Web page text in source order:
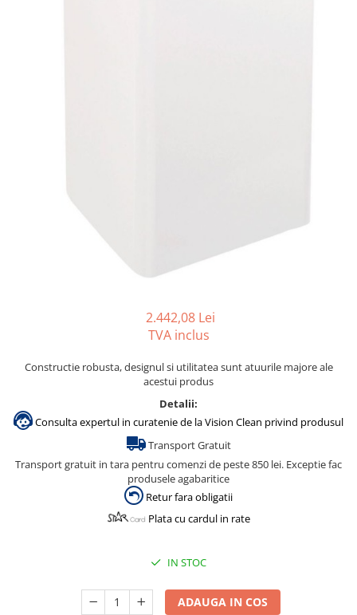
2.442,08 Lei
TVA inclus
Constructie robusta, designul si utilitatea sunt atuurile majore ale
acestui produs
Detalii:
Consulta expertul in curatenie de la Vision Clean privind produsul
Transport Gratuit
Transport gratuit in tara pentru comenzi de peste 850 lei. Exceptie fac
produsele agabaritice
Retur fara obligatii
Plata cu cardul in rate
IN STOC
ADAUGA IN COS